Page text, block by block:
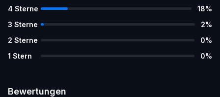
4 Sterne 18%
3 Sterne 2%
2 Sterne 0%
1 Stern 0%
Bewertungen